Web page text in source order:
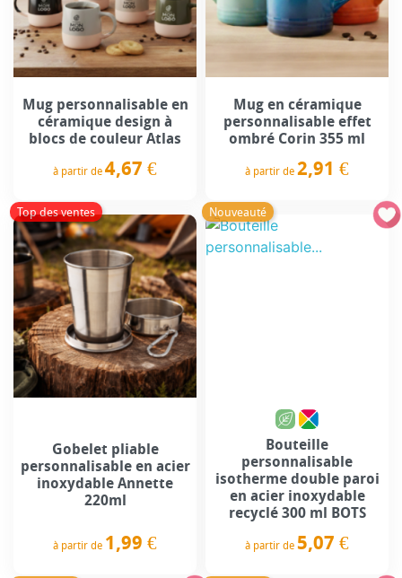
Mug personnalisable en
céramique design à
blocs de couleur Atlas
à partir de 4,67 €
Mug en céramique
personnalisable effet
ombré Corin 355 ml
à partir de 2,91 €
Top des ventes
Gobelet pliable
personnalisable en acier
inoxydable Annette
220ml
à partir de 1,99 €
Nouveauté
Bouteille
personnalisable
isotherme double paroi
en acier inoxydable
recyclé 300 ml BOTS
à partir de 5,07 €